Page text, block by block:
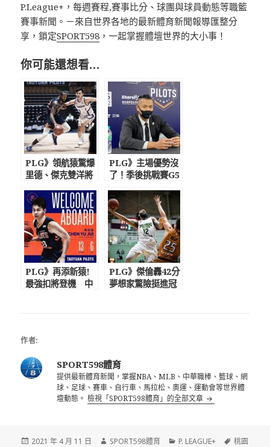
P.League+，每週賽程,賽事比分、球團與球員動態等職籃
賽事新聞。－來自世界各地的最新體育新聞報導匯整分
享，鎖定SPORT598 ，一起掌握體壇世界的大小事！
你可能還想看…
PLG》領航猿驚爆
里德、傑克雙洋將
信安：經紀人堅持
不給打
PLG》主場優勢沒
了！季後挑戰賽G5
州：領航猿主動提
議
PLG》再添新猿!
最強扣將登機 中
PLG》傑倫轟42分
夢想家驚險挺進冠
作者:
SPORT598體育
提供最新體育新聞，掌握NBA、MLB、中華職棒、籃球、網
球、足球、賽車、自行車、馬拉松、奧運、運動會等世界體
壇動態。檢視「SPORT598體育」的全部文章
發
2021 年 4 月 11 日
作
SPORT598體育
分
P. LEAGUE+
標
桃園